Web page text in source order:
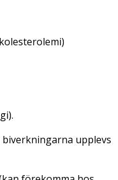
upplevs